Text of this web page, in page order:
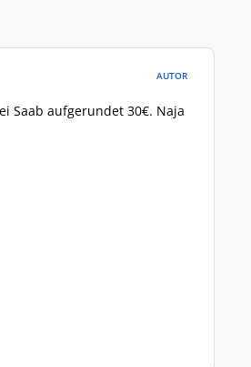
AUTOR
Saab aufgerundet 30€. Naja